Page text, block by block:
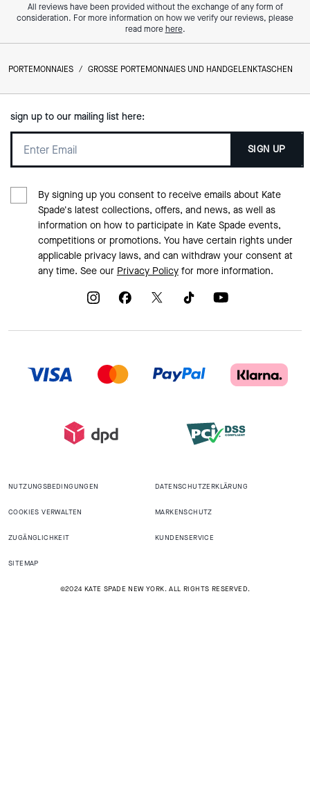
All reviews have been provided without the exchange of any form of
consideration. For more information on how we verify our reviews, please
read morehere.
PORTEMONNAIES / GROSSE PORTEMONNAIES UND HANDGELENKTASCHEN
sign up to our mailing list here:
SIGN UP
By signing up you consent to receive emails about Kate
Spade's latest collections, offers, and news, as well as
information on how to participate in Kate Spade events,
competitions or promotions. You have certain rights under
applicable privacy laws, and can withdraw your consent at
any time. See our Privacy Policyfor more information.
NUTZUNGSBEDINGUNGEN DATENSCHUTZERKLÄRUNG
COOKIES VERWALTEN MARKENSCHUTZ
ZUGÄNGLICHKEIT KUNDENSERVICE
SITEMAP
©2024 KATE SPADE NEW YORK. ALL RIGHTS RESERVED.